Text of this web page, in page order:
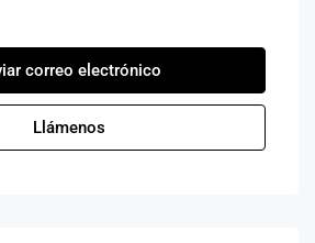
correo electrónico
Llámenos